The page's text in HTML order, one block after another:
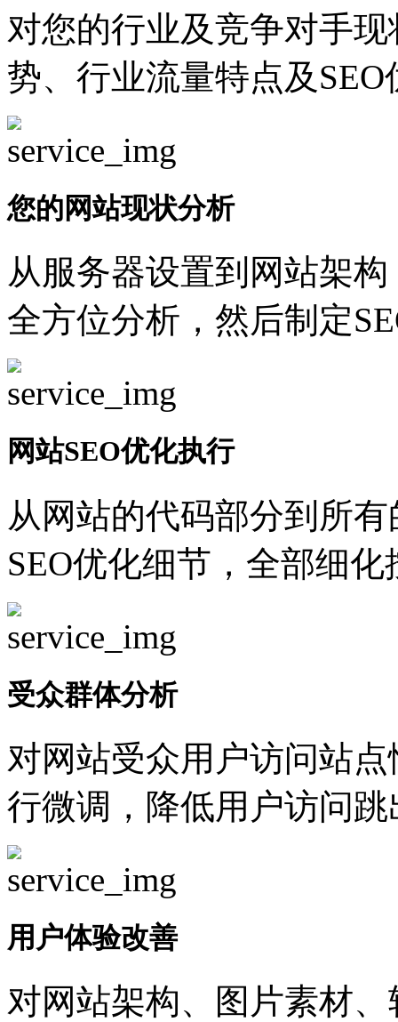
对您的行业及竞争对手
势、行业流量特点及
您的网站现状分析
从服务器设置到网站架
全方位分析，然后制定
网站SEO优化执行
从网站的代码部分到所
SEO优化细节，全部细
受众群体分析
对网站受众用户访问站
行微调，降低用户访问
用户体验改善
对网站架构、图片素材